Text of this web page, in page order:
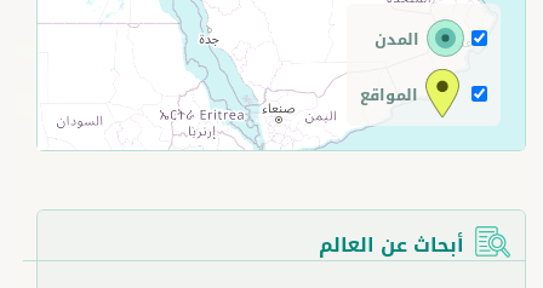
المدن
المواقع
أبحاث عن العالم